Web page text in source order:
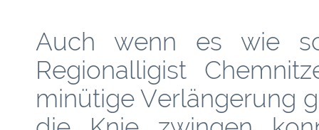
Auch wenn es wie
Regionalligist
minütige Verlängerung